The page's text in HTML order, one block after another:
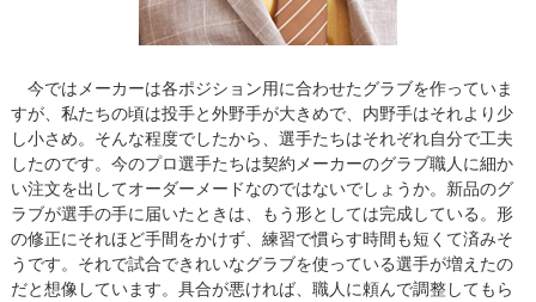
今ではメーカーは各ポジション用に合わせたグラブを作っていま
すが、私たちの頃は投手と外野手が大きめで、内野手はそれより少
し小さめ。そんな程度でしたから、選手たちはそれぞれ自分で工夫
したのです。今のプロ選手たちは契約メーカーのグラブ職人に細か
い注文を出してオーダーメードなのではないでしょうか。新品のグ
ラブが選手の手に届いたときは、もう形としては完成している。形
の修正にそれほど手間をかけず、練習で慣らす時間も短くて済みそ
うです。それで試合できれいなグラブを使っている選手が増えたの
だと想像しています。具合が悪ければ、職人に頼んで調整してもら